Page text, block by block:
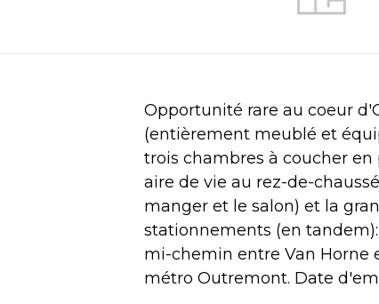
Opportunité rare au coeur
(entièrement meublé et
trois chambres à coucher
aire de vie au rez-de-
manger et le salon) et la
stationnements (en
mi-chemin entre Van Horne
métro Outremont. Date